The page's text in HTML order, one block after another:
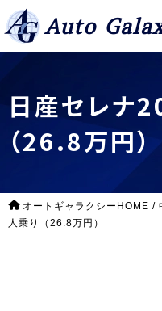
Auto
日産セレナ
（26.8万円）
オートギャラクシーHOME /
人乗り（26.8万円）